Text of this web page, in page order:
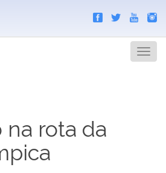
Menu
na rota da